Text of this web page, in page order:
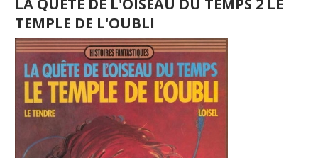
LA QUETE DE L'OISEAU DU TEMPS 2 LE
TEMPLE DE L'OUBLI